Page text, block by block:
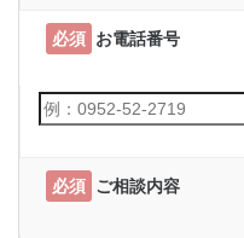
必須 お電話番号
必須 ご相談内容